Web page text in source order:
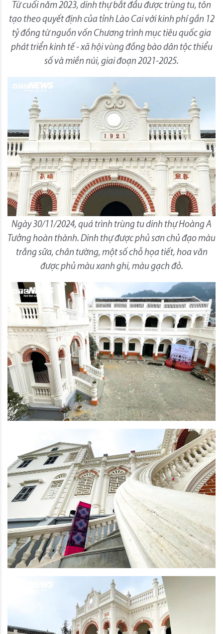
Từ cuối năm 2023, dinh thự bắt đầu được trùng tu, tôn
tạo theo quyết định của tỉnh Lào Cai với kinh phí gần 12
tỷ đồng từ nguồn vốn Chương trình mục tiêu quốc gia
phát triển kinh tế - xã hội vùng đồng bào dân tộc thiểu
số và miền núi, giai đoạn 2021-2025.
Ngày 30/11/2024, quá trình trùng tu dinh thự Hoàng A
Tưởng hoàn thành. Dinh thự được phủ sơn chủ đạo màu
trắng sữa, chân tường, một số chỗ họa tiết, hoa văn
được phủ màu xanh ghi, màu gạch đỏ.